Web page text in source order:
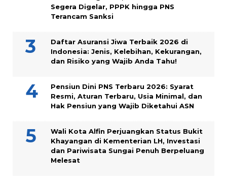
Segera Digelar, PPPK hingga PNS
Terancam Sanksi
Daftar Asuransi Jiwa Terbaik 2026 di
Indonesia: Jenis, Kelebihan, Kekurangan,
dan Risiko yang Wajib Anda Tahu!
Pensiun Dini PNS Terbaru 2026: Syarat
Resmi, Aturan Terbaru, Usia Minimal, dan
Hak Pensiun yang Wajib Diketahui ASN
Wali Kota Alfin Perjuangkan Status Bukit
Khayangan di Kementerian LH, Investasi
dan Pariwisata Sungai Penuh Berpeluang
Melesat